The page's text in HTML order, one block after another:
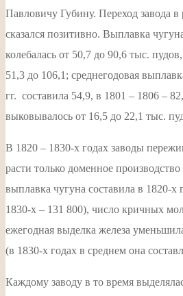
Павловичу Губину. Переход завода в
сказался позитивно. Выплавка
колебалась от 50,7 до 90,6 тыс.
51,3 до 106,1; среднегодовая
гг. составила 54,9, в 1801 – 1806 –
выковывалось от 16,5 до 22,1 тыс.
В 1820 – 1830-х годах заводы
расти только доменное производство
выплавка чугуна составила в 1820-х
1830-х – 131 800), число кричных
ежегодная выделка железа
(в 1830-х годах в среднем она
Каждому заводу в то время